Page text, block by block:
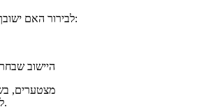
לבירור האם ישובך מופיע באיזור השילוח:
היישוב
מצטערים,
לא נכלל באיזור השילוח.